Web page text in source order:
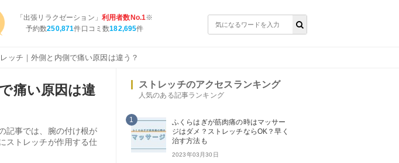
「出張リラクゼーション」 利用者数No.1※
予約数250,871件口コミ数182,695件
ッチ｜外側と内側で痛い原因は違う？
痛い原因は違
記事では、腕の付け根が
ストレッチが作用する仕
ストレッチのアクセスランキング
人気のある記事ランキング
1
ふくらはぎが筋肉痛の時はマッサー
ジはダメ？ストレッチならOK？早く
治す方法も
2023年03月30日